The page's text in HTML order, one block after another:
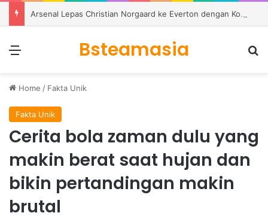
Arsenal Lepas Christian Norgaard ke Everton dengan Kontrak Dua Tahun
Bsteamasia
Home / Fakta Unik
Fakta Unik
Cerita bola zaman dulu yang
makin berat saat hujan dan
bikin pertandingan makin
brutal